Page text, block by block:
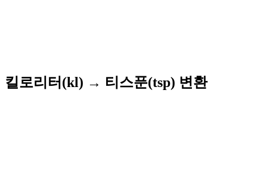
킬로리터(kl) → 티스푼(tsp) 변환